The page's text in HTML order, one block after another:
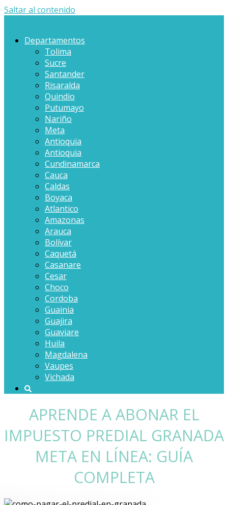
Saltar al contenido
Departamentos
Tolima
Sucre
Santander
Risaralda
Quindio
Putumayo
Nariño
Meta
Antioquia
Antioquia
Cundinamarca
Cauca
Caldas
Boyaca
Atlantico
Amazonas
Arauca
Bolívar
Caquetá
Casanare
Cesar
Choco
Cordoba
Guainia
Guajira
Guaviare
Huila
Magdalena
Vaupes
Vichada
APRENDE A ABONAR EL
IMPUESTO PREDIAL GRANADA
META EN LÍNEA: GUÍA
COMPLETA